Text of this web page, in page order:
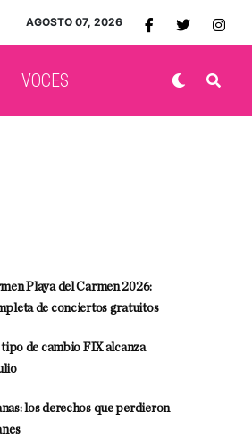
AGOSTO 07, 2026
VOCES
Playa del Carmen 2026:
de conciertos gratuitos
tipo de cambio FIX alcanza
los derechos que perdieron